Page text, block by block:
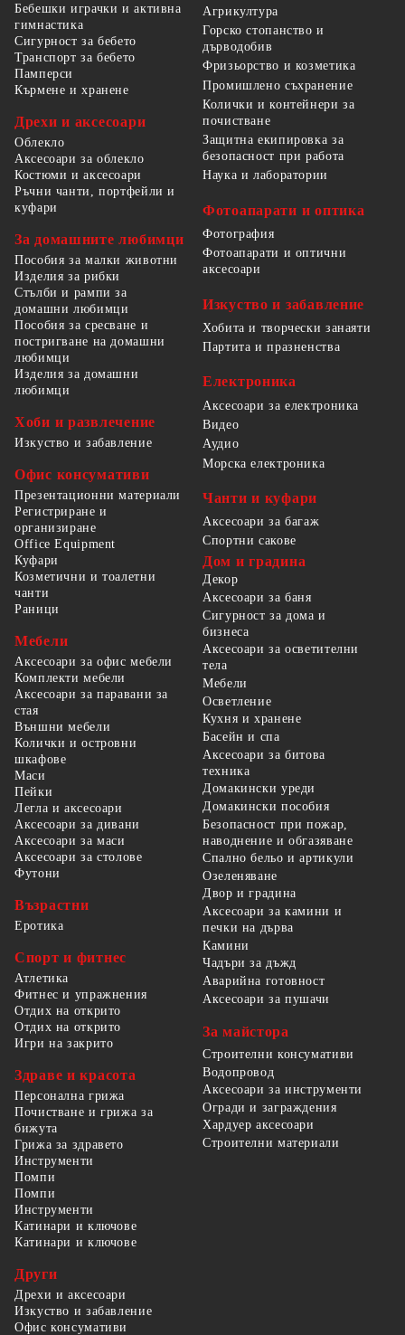
Бебешки играчки и активна
гимнастика
Сигурност за бебето
Транспорт за бебето
Памперси
Кърмене и хранене
Дрехи и аксесоари
Облекло
Аксесоари за облекло
Костюми и аксесоари
Ръчни чанти, портфейли и
куфари
За домашните любимци
Пособия за малки животни
Изделия за рибки
Стълби и рампи за
домашни любимци
Пособия за сресване и
постригване на домашни
любимци
Изделия за домашни
любимци
Хоби и развлечение
Изкуство и забавление
Офис консумативи
Презентационни материали
Регистриране и
организиране
Office Equipment
Агрикултура
Горско стопанство и
дърводобив
Фризьорство и козметика
Промишлено съхранение
Колички и контейнери за
почистване
Защитна екипировка за
безопасност при работа
Наука и лаборатории
Фотоапарати и оптика
Фотография
Фотоапарати и оптични
аксесоари
Изкуство и забавление
Хобита и творчески занаяти
Партита и празненства
Електроника
Аксесоари за електроника
Видео
Аудио
Морска електроника
Чанти и куфари
Аксесоари за багаж
Спортни сакове
Куфари
Козметични и тоалетни
чанти
Раници
Мебели
Аксесоари за офис мебели
Комплекти мебели
Аксесоари за паравани за
стая
Външни мебели
Колички и островни
шкафове
Маси
Пейки
Легла и аксесоари
Аксесоари за дивани
Аксесоари за маси
Аксесоари за столове
Футони
Възрастни
Еротика
Спорт и фитнес
Атлетика
Фитнес и упражнения
Отдих на открито
Отдих на открито
Игри на закрито
Здраве и красота
Персонална грижа
Почистване и грижа за
бижута
Грижа за здравето
Дом и градина
Декор
Аксесоари за баня
Сигурност за дома и
бизнеса
Аксесоари за осветителни
тела
Мебели
Осветление
Кухня и хранене
Басейн и спа
Аксесоари за битова
техника
Домакински уреди
Домакински пособия
Безопасност при пожар,
наводнение и обгазяване
Спално бельо и артикули
Озеленяване
Двор и градина
Аксесоари за камини и
печки на дърва
Камини
Чадъри за дъжд
Аварийна готовност
Аксесоари за пушачи
За майстора
Строителни консумативи
Водопровод
Аксесоари за инструменти
Огради и заграждения
Хардуер аксесоари
Строителни материали
Инструменти
Помпи
Помпи
Инструменти
Катинари и ключове
Катинари и ключове
Други
Дрехи и аксесоари
Изкуство и забавление
Офис консумативи